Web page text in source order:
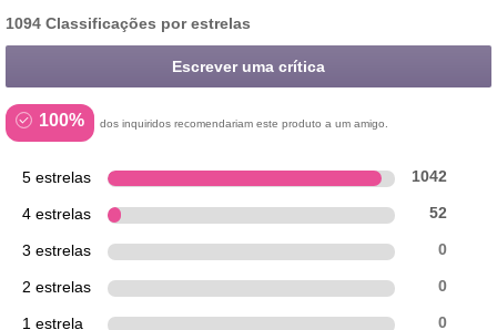
1094 Classificações por estrelas
Escrever uma crítica
100% dos inquiridos recomendariam este produto a um amigo.
5 estrelas 1042
4 estrelas 52
3 estrelas 0
2 estrelas 0
1 estrela 0